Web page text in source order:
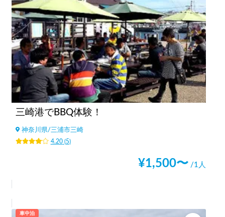
三崎港でBBQ体験！
神奈川県/ 三浦市三崎
4.20(5)
¥1,500〜 /1人
車中泊